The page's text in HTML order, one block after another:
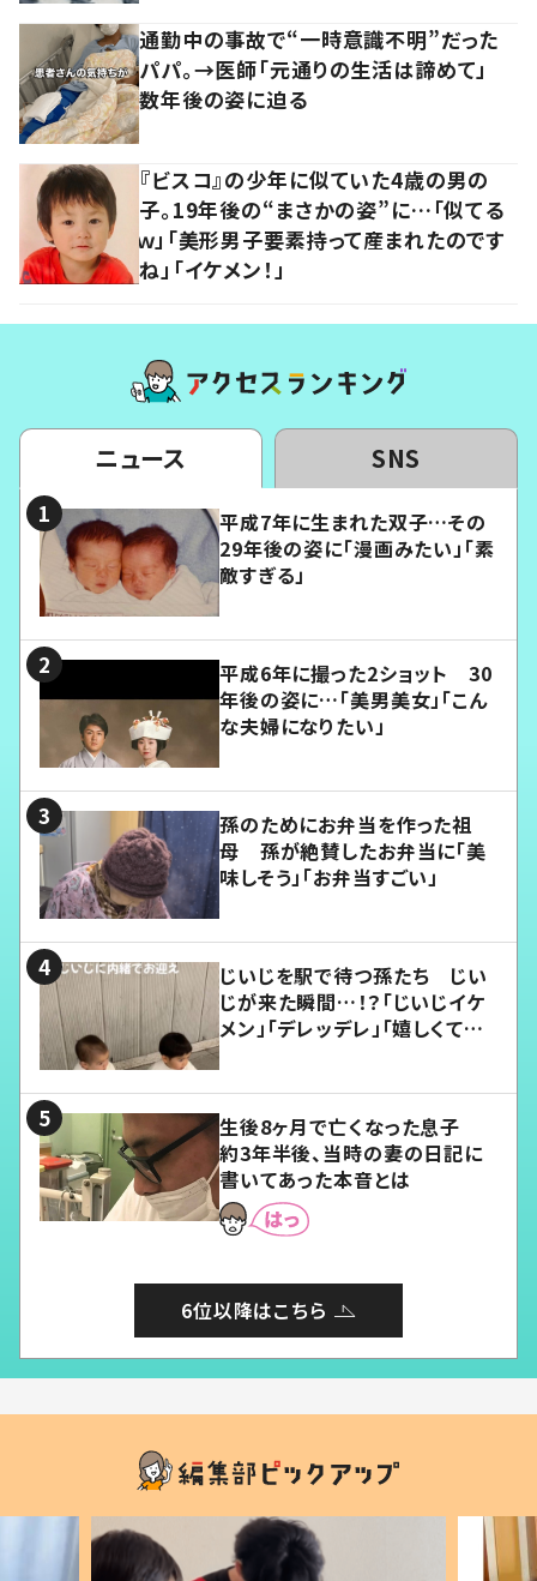
通勤中の事故で“一時意識不明”だった
パパ。→医師「元通りの生活は諦めて」
数年後の姿に迫る
『ビスコ』の少年に似ていた4歳の男の
子。19年後の“まさかの姿”に…「似てる
ｗ」「美形男子要素持って産まれたのです
ね」「イケメン！」
ニュース SNS
平成7年に生まれた双子…その
29年後の姿に「漫画みたい」「素
敵すぎる」
平成6年に撮った2ショット 30
年後の姿に…「美男美女」「こん
な夫婦になりたい」
孫のためにお弁当を作った祖
母 孫が絶賛したお弁当に「美
味しそう」「お弁当すごい」
じいじを駅で待つ孫たち じい
じが来た瞬間…！？「じいじイケ
メン」「デレッデレ」「嬉しくて可
生後8ヶ月で亡くなった息子
約3年半後、当時の妻の日記に
書いてあった本音とは
6位以降はこちら